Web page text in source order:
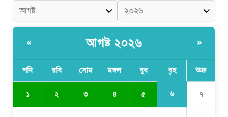
« আগষ্ট ২০২৬ »
শনি রবি সোম মঙ্গল বুধ বৃহ শুক্র
১ ২ ৩ ৪ ৫ ৬ ৭